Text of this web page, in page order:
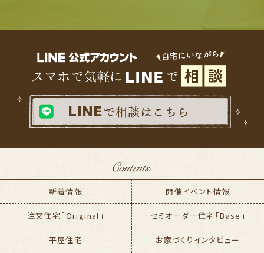
新着情報 開催イベント情報
注文住宅「Original」 セミオーダー住宅「Base」
平屋住宅 お家づくりインタビュー